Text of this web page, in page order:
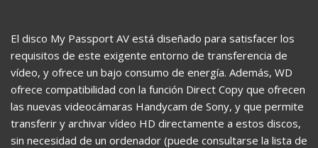
El disco My Passport AV está diseñado para satisfacer los
requisitos de este exigente entorno de transferencia de
vídeo, y ofrece un bajo consumo de energía. Además, WD
ofrece compatibilidad con la función Direct Copy que ofrecen
las nuevas videocámaras Handycam de Sony, y que permite
transferir y archivar vídeo HD directamente a estos discos,
sin necesidad de un ordenador (puede consultarse la lista de